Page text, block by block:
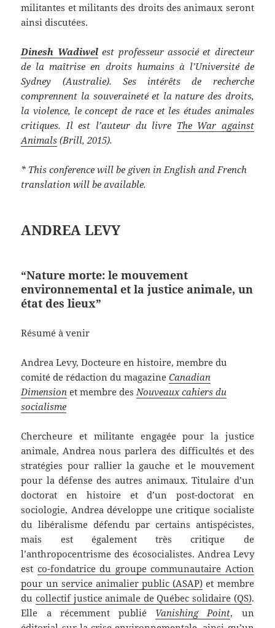
militantes et militants des droits des animaux seront
ainsi discutées.
Dinesh Wadiwelest professeur associé et directeur
de la maîtrise en droits humains à l’Université de
Sydney (Australie). Ses intérêts de recherche
comprennent la souveraineté et la nature des droits,
la violence, le concept de race et les études animales
critiques. Il est l’auteur du livre The War against
Animals (Brill, 2015).
* This conference will be given in English and French
translation will be available.
ANDREA LEVY
“Nature morte: le mouvement
environnemental et la justice animale, un
état des lieux”
Résumé à venir
Andrea Levy, Docteure en histoire, membre du
comité de rédaction du magazineCanadian
Dimension et membre desNouveaux cahiers du
socialisme
Chercheure et militante engagée pour la justice
animale, Andrea nous parlera des difficultés et des
stratégies pour rallier la gauche et le mouvement
pour la défense des autres animaux. Titulaire d’un
doctorat en histoire et d’un post-doctorat en
sociologie, Andrea développe une critique socialiste
du libéralisme défendu par certains antispécistes,
mais est également très critique de
l’anthropocentrisme des écosocialistes. Andrea Levy
est co-fondatrice du groupe communautaire Action
pour un service animalier public (ASAP) et membre
ducollectif justice animale de Québec solidaire (QS).
Elle a récemment publié Vanishing Point, un